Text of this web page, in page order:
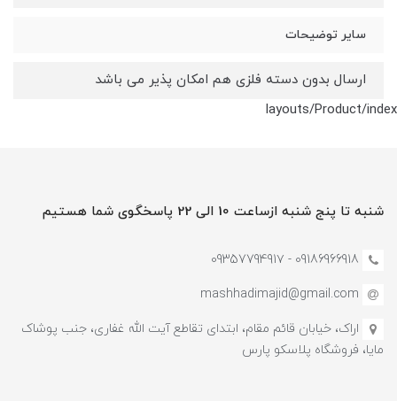
سایر توضیحات
ارسال بدون دسته فلزی هم امکان پذیر می باشد
layouts/Product/index
شنبه تا پنج شنبه ازساعت 10 الی 22 پاسخگوی شما هستیم
09186966918 - 0935779491۷
mashhadimajid@gmail.com
اراک، خیابان قائم مقام، ابتدای تقاطع آیت الله غفاری، جنب پوشاک
مایا، فروشگاه پلاسکو پارس